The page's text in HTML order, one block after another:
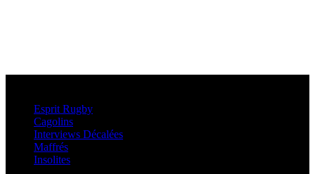
Esprit Rugby
Cagolins
Interviews Décalées
Maffrés
Insolites